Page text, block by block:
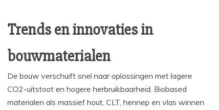
Trends en innovaties in
bouwmaterialen
De bouw verschuift snel naar oplossingen met lagere
CO2-uitstoot en hogere herbruikbaarheid. Biobased
materialen als massief hout, CLT, hennep en vlas winnen